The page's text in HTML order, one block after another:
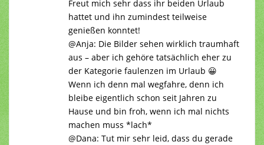
Freut mich sehr dass ihr beiden Urlaub
hattet und ihn zumindest teilweise
genießen konntet!
@Anja: Die Bilder sehen wirklich traumhaft
aus – aber ich gehöre tatsächlich eher zu
der Kategorie faulenzen im Urlaub 😀
Wenn ich denn mal wegfahre, denn ich
bleibe eigentlich schon seit Jahren zu
Hause und bin froh, wenn ich mal nichts
machen muss *lach*
@Dana: Tut mir sehr leid, dass du gerade